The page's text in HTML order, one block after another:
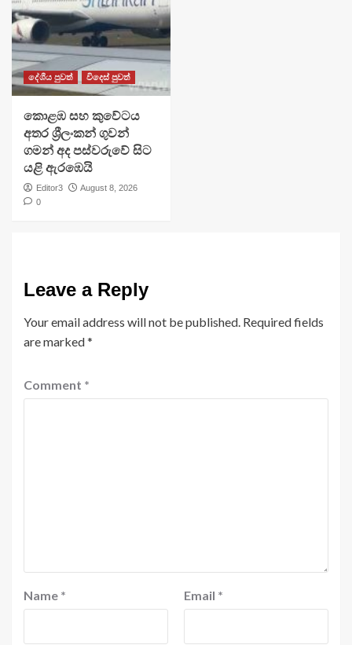
දේශීය පුවත් විදෙස් පුවත්
​කොළඹ සහ කුවේටය
අතර ශ්‍රීලංකන් ගුවන්
ගමන් අද පස්වරුවේ සිට
යළි ඇරඹෙයි
Editor3
August 8, 2026
0
Leave a Reply
Your email address will not be published. Required fields
are marked*
Comment *
Name * Email *